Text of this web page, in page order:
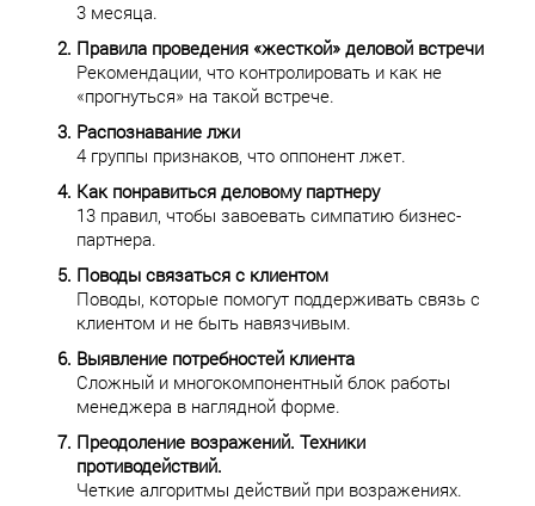
3 месяца.
Правила проведения «жесткой» деловой встречи
Рекомендации, что контролировать и как не
«прогнуться» на такой встрече.
Распознавание лжи
4 группы признаков, что оппонент лжет.
Как понравиться деловому партнеру
13 правил, чтобы завоевать симпатию бизнес-
партнера.
Поводы связаться с клиентом
Поводы, которые помогут поддерживать связь с
клиентом и не быть навязчивым.
Выявление потребностей клиента
Сложный и многокомпонентный блок работы
менеджера в наглядной форме.
Преодоление возражений. Техники
противодействий.
Четкие алгоритмы действий при возражениях.